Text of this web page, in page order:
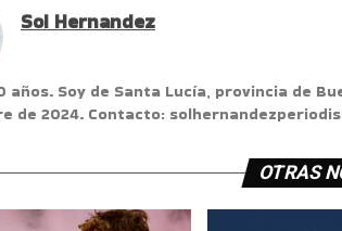
Sol Hernandez
años. Soy de Santa Lucía, provincia de
de 2024. Contacto:
OTRAS